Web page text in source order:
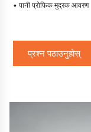
• पानी प्रोफिक मुद्रक आवरण
प्रश्न पठाउनुहोस्